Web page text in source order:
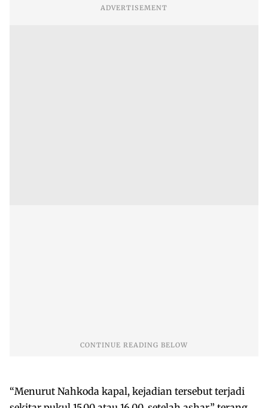
“Menurut Nahkoda kapal, kejadian tersebut terjadi